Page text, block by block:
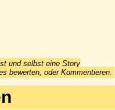
und selbst eine Story
bewerten, oder Kommentieren.